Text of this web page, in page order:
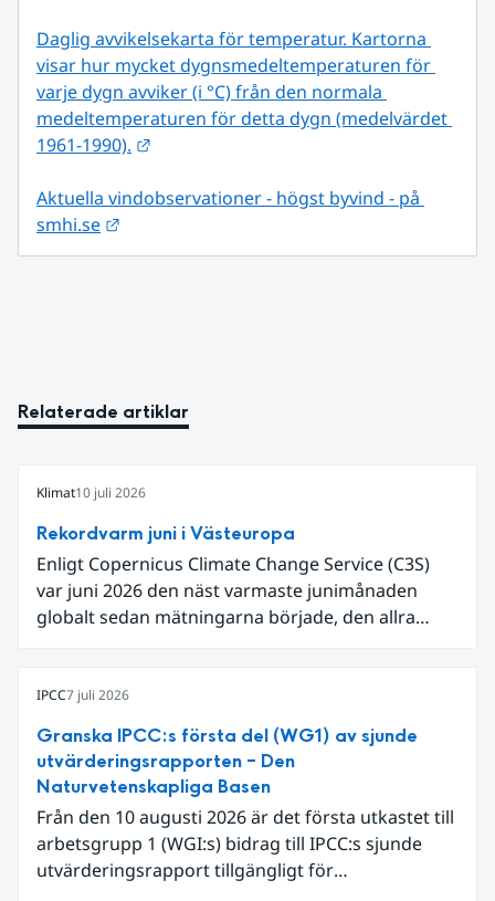
Daglig avvikelsekarta för temperatur. Kartorna
visar hur mycket dygnsmedeltemperaturen för
varje dygn avviker (i °C) från den normala
medeltemperaturen för detta dygn (medelvärdet
1961-1990).
Aktuella vindobservationer - högst byvind - på
smhi.se
Relaterade artiklar
Klimat10 juli 2026
Rekordvarm juni i Västeuropa
Enligt Copernicus Climate Change Service (C3S)
var juni 2026 den näst varmaste junimånaden
globalt sedan mätningarna började, den allra
begränsar oss till Västeuropa var det den allra
varmaste juni. Detta betingades till stor del av en
extrem hetta i slutet av månaden. Världshavens
ytvattentemperaturer var den högsta som
uppmätts för en juni månad, vilket ligger i fas med
en framväxande El Niño i Stilla havet.
IPCC7 juli 2026
Granska IPCC:s första del (WG1) av sjunde
utvärderingsrapporten – Den
Naturvetenskapliga Basen
Från den 10 augusti 2026 är det första utkastet till
arbetsgrupp 1 (WGI:s) bidrag till IPCC:s sjunde
utvärderingsrapport tillgängligt för